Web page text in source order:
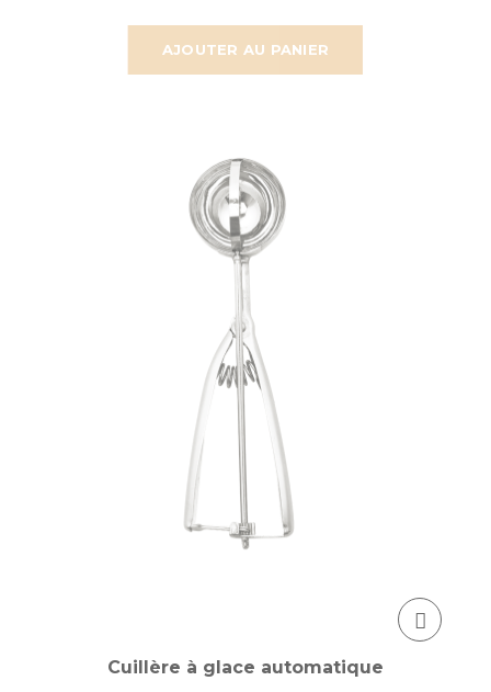
AJOUTER AU PANIER
Cuillère à glace automatique